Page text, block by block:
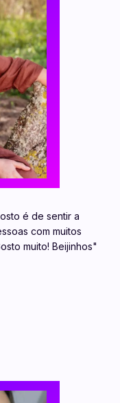
é de sentir a
com muitos
muito! Beijinhos"